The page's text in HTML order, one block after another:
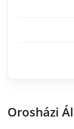
Orosházi